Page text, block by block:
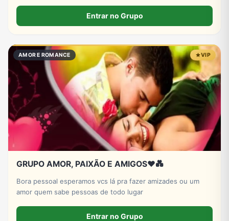
#grupos #grupo #whatsappEntrar no Grupo
AMOR E ROMANCE VIP
GRUPO AMOR, PAIXÃO E AMIGOS♥️💑
Bora pessoal esperamos vcs lá pra fazer amizades ou um
amor quem sabe pessoas de todo lugar
Entrar no Grupo